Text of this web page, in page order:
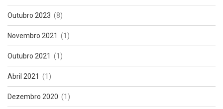
Outubro 2023 (8)
Novembro 2021 (1)
Outubro 2021 (1)
Abril 2021 (1)
Dezembro 2020 (1)